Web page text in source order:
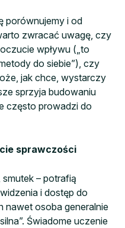
porównujemy i od
zwracać uwagę, czy
wpływu („to
do siebie”), czy
jak chce, wystarczy
sprzyja budowaniu
często prowadzi do
sprawczości
smutek – potrafią
i dostęp do
nawet osoba generalnie
Świadome uczenie